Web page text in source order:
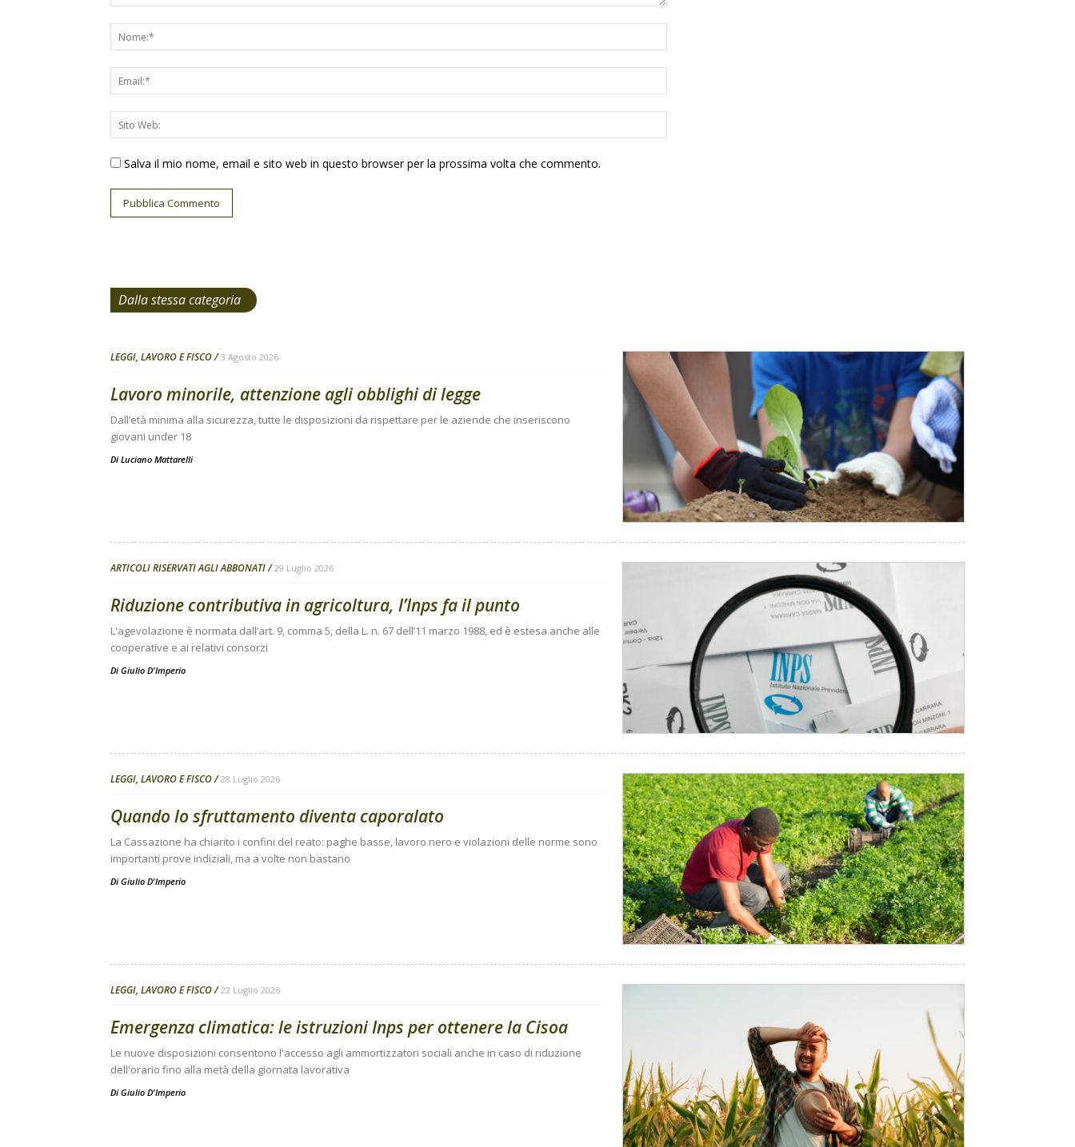
Salva il mio nome, email e sito web in questo browser per la prossima volta che commento.
Dalla stessa categoria
LEGGI, LAVORO E FISCO 3 Agosto 2026
Lavoro minorile, attenzione agli obblighi di legge
Dall’età minima alla sicurezza, tutte le disposizioni da rispettare per le aziende che inseriscono
giovani under 18
Di Luciano Mattarelli
ARTICOLI RISERVATI AGLI ABBONATI 29 Luglio 2026
Riduzione contributiva in agricoltura, l’Inps fa il punto
L'agevolazione è normata dall’art. 9, comma 5, della L. n. 67 dell’11 marzo 1988, ed è estesa anche alle
cooperative e ai relativi consorzi
Di Giulio D'Imperio
LEGGI, LAVORO E FISCO 28 Luglio 2026
Quando lo sfruttamento diventa caporalato
La Cassazione ha chiarito i confini del reato: paghe basse, lavoro nero e violazioni delle norme sono
importanti prove indiziali, ma a volte non bastano
Di Giulio D'Imperio
LEGGI, LAVORO E FISCO 22 Luglio 2026
Emergenza climatica: le istruzioni Inps per ottenere la Cisoa
Le nuove disposizioni consentono l'accesso agli ammortizzatori sociali anche in caso di riduzione
dell'orario fino alla metà della giornata lavorativa
Di Giulio D'Imperio